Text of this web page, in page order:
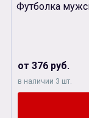
Футболка
от 376 руб.
в наличии 3 шт.